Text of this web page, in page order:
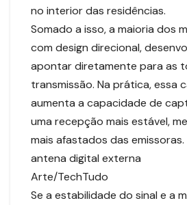
no interior das residências.
Somado a isso, a maioria dos
com design direcional,
apontar diretamente para as
transmissão. Na prática, essa
aumenta a capacidade de
uma recepção mais estável,
mais afastados das emissoras.
antena digital externa
Arte/TechTudo
Se a estabilidade do sinal e a